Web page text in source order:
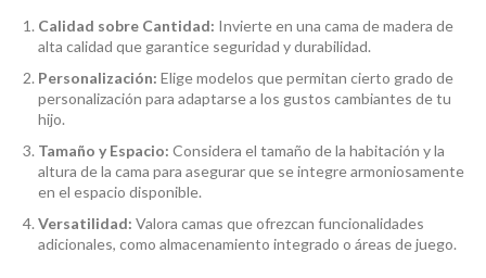
Calidad sobre Cantidad: Invierte en una cama de madera de
alta calidad que garantice seguridad y durabilidad.
Personalización: Elige modelos que permitan cierto grado de
personalización para adaptarse a los gustos cambiantes de tu
hijo.
Tamaño y Espacio: Considera el tamaño de la habitación y la
altura de la cama para asegurar que se integre armoniosamente
en el espacio disponible.
Versatilidad: Valora camas que ofrezcan funcionalidades
adicionales, como almacenamiento integrado o áreas de juego.